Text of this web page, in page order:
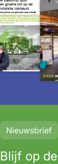
Nieuwsbrief
Blijf op